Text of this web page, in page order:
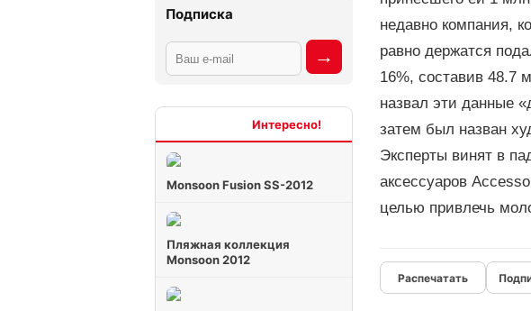
Подписка
Monsoon Fusion SS-2012
Пляжная коллекция
Monsoon 2012
недавно компания,
равно держатся
16%, составив 48.7
назвал эти данные
затем был назван
Эксперты винят в
аксессуаров
целью привлечь